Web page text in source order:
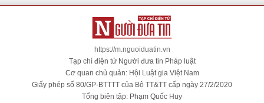
https://m.nguoiduatin.vn
Tạp chí điện tử Người đưa tin Pháp luật
Cơ quan chủ quản: Hội Luật gia Việt Nam
Giấy phép số 80/GP-BTTTT của Bộ TT&TT cấp ngày 27/2/2020
Tổng biên tập: Phạm Quốc Huy